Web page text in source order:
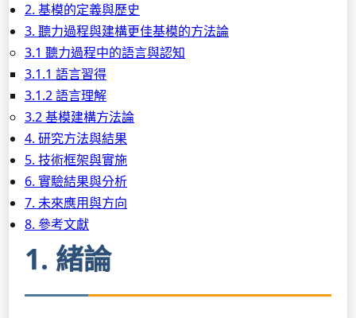
2. 基模的定義與歷史
3. 聽力過程與建構更佳基模的方法論
3.1 聽力過程中的語言與認知
3.1.1 語言習得
3.1.2 語言理解
3.2 基模建構方法論
4. 研究方法與結果
5. 技術框架與實施
6. 實驗結果與分析
7. 未來應用與方向
8. 參考文獻
1. 緒論